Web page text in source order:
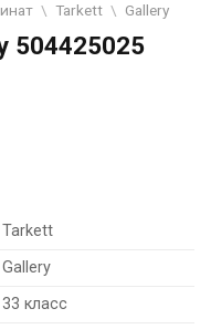
\ Tarkett \ Gallery
504425025
Tarkett
Gallery
33 класс